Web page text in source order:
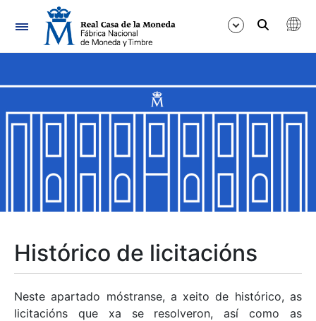
Navegación
Mostrar/Ocultar
Mostrar/Ocultar
Mostrar/Ocultar
Histórico de licitacións
Neste apartado móstranse, a xeito de histórico, as
licitacións que xa se resolveron, así como as